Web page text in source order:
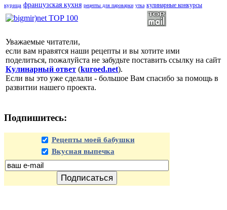
курица французская кухня рецепты для пароварки утка кулинарные конкурсы
Уважаемые читатели,
если вам нравятся наши рецепты и вы хотите ими
поделиться, пожалуйста не забудьте поставить ссылку на сайт
Кулинарный ответ (kuroed.net).
Если вы это уже сделали - большое Вам спасибо за помощь в
развитии нашего проекта.
Подпишитесь:
Рецепты моей бабушки
Вкусная выпечка